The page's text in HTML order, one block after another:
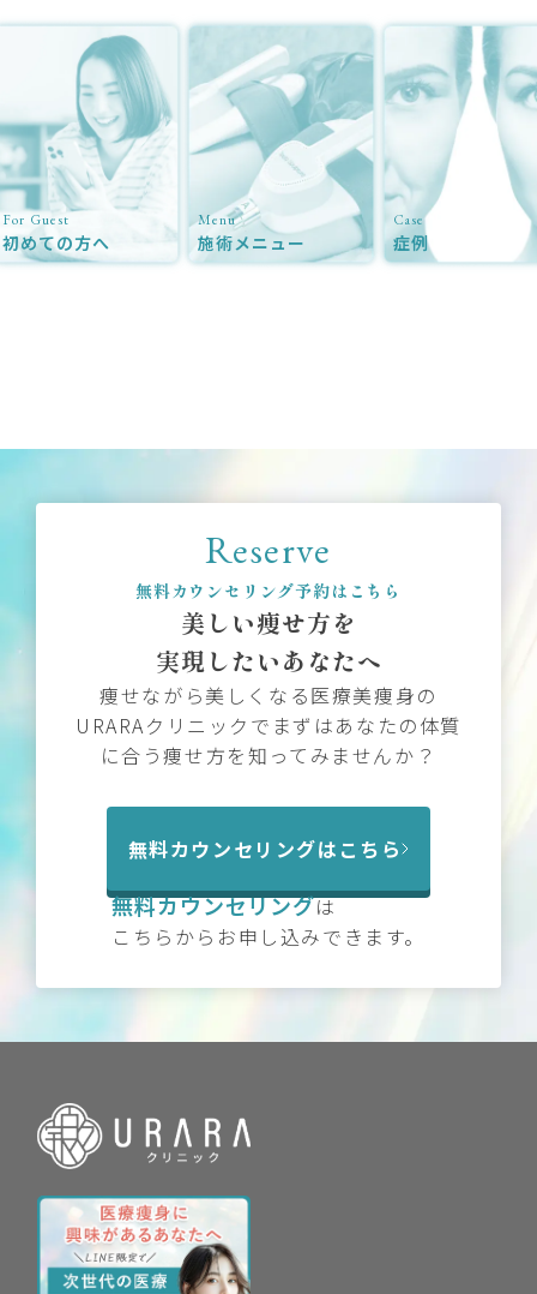
For Guest
初めての方へ
Menu
施術メニュー
Case
症例
Reserve
無料カウンセリング予約はこちら
美しい痩せ方を
実現したいあなたへ
痩せながら美しくなる医療美痩身の
URARAクリニックでまずはあなたの体質
に合う痩せ方を知ってみませんか？
無料カウンセリングはこちら
無料カウンセリングは
こちらからお申し込みできます。